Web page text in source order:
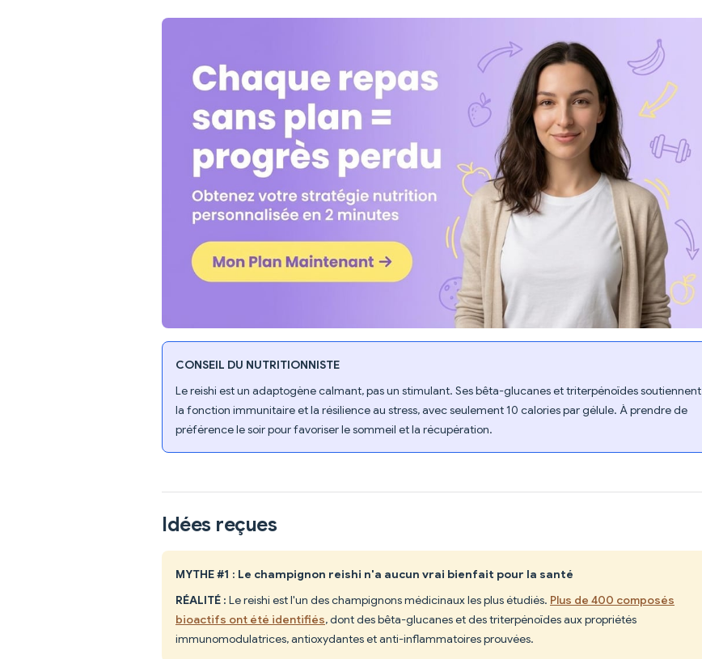
CONSEIL DU NUTRITIONNISTE
Le reishi est un adaptogène calmant, pas un stimulant. Ses bêta-glucanes et triterpénoïdes soutiennent
la fonction immunitaire et la résilience au stress, avec seulement 10 calories par gélule. À prendre de
préférence le soir pour favoriser le sommeil et la récupération.
Idées reçues
MYTHE #1 : Le champignon reishi n'a aucun vrai bienfait pour la santé
RÉALITÉ : Le reishi est l'un des champignons médicinaux les plus étudiés. Plus de 400 composés
bioactifs ont été identifiés, dont des bêta-glucanes et des triterpénoïdes aux propriétés
immunomodulatrices, antioxydantes et anti-inflammatoires prouvées.